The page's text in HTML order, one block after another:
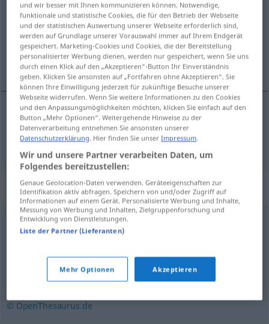
Übersicht aller Übersetzungen
(Für mehr Details die Übersetzung anklicken/antippen)
urzekać, zaczarować
urzekać<urzec>, zaczarow(yw)ać verhexen
Synonyme für "verhexen"
bezaubern,entflammen (geh.)
verwünschen bezaubern verwandeln (in)
© OpenThesaurus.de
und wir besser mit Ihnen kommunizieren können. Notwendige,
funktionale und statistische Cookies, die für den Betrieb der Webseite
und der statistischen Auswertung unserer Webseite erforderlich sind,
werden auf Grundlage unserer Vorauswahl immer auf Ihrem Endgerät
gespeichert. Marketing-Cookies und Cookies, die der Bereitstellung
personalisierter Werbung dienen, werden nur gespeichert, wenn Sie uns
durch einen Klick auf den „Akzeptieren“-Button Ihr Einverständnis
geben. Klicken Sie ansonsten auf „Fortfahren ohne Akzeptieren“. Sie
können Ihre Einwilligung jederzeit für zukünftige Besuche unserer
Webseite widerrufen. Wenn Sie weitere Informationen zu den Cookies
und den Anpassungsmöglichkeiten möchten, klicken Sie einfach auf den
Button „Mehr Optionen“. Weitergehende Hinweise zu der
Datenverarbeitung entnehmen Sie ansonsten unserer
Datenschutzerklärung. Hier finden Sie unserImpressum.
Wir und unsere Partner verarbeiten Daten, um
Folgendes bereitzustellen:
Genaue Geolocation-Daten verwenden. Geräteeigenschaften zur
Identifikation aktiv abfragen. Speichern von und/oder Zugriff auf
Informationen auf einem Gerät. Personalisierte Werbung und Inhalte,
Messung von Werbung und Inhalten, Zielgruppenforschung und
Entwicklung von Dienstleistungen.
Liste der Partner (Lieferanten)
Mehr Optionen Akzeptieren